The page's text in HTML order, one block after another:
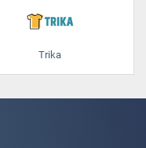
Trika